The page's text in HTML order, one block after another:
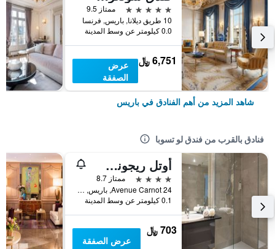
5 نجوم
ممتاز 9.5
10 طريق ديلانا, باريس, فرنسا
0.0 كيلومتر عن وسط المدينة
6,751 ﷼
عرض
الصفقة
شاهد المزيد من أهم الفنادق في باريس
فنادق بالقرب من فندق لو تسوبا
أوتل ريجونس إيتوال
4 نجوم
ممتاز 8.7
24 Avenue Carnot, باريس, فرنسا
0.1 كيلومتر عن وسط المدينة
703 ﷼
عرض الصفقة